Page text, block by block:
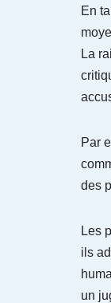
En
La
Par
des
Les
ils
un